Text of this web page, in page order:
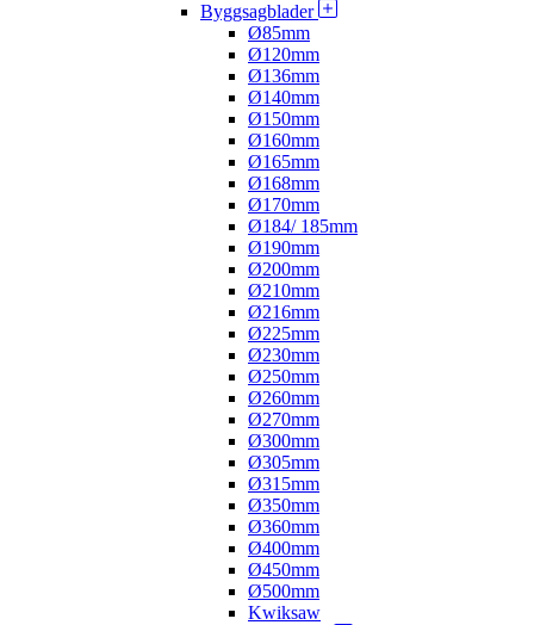
Byggsagblader
Ø85mm
Ø120mm
Ø136mm
Ø140mm
Ø150mm
Ø160mm
Ø165mm
Ø168mm
Ø170mm
Ø184/ 185mm
Ø190mm
Ø200mm
Ø210mm
Ø216mm
Ø225mm
Ø230mm
Ø250mm
Ø260mm
Ø270mm
Ø300mm
Ø305mm
Ø315mm
Ø350mm
Ø360mm
Ø400mm
Ø450mm
Ø500mm
Kwiksaw